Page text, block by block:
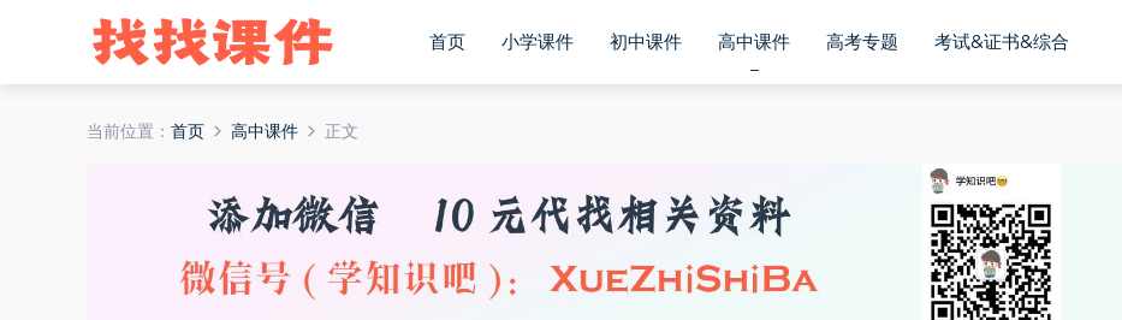
首页 小学课件 初中课件 高中课件 高考专题 考试&证书&综合
当前位置： 首页 高中课件 正文